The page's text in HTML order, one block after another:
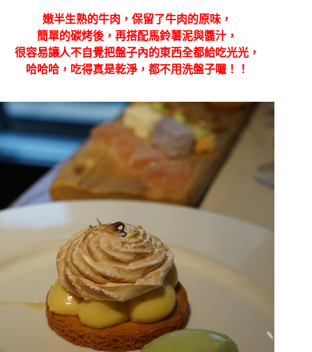
嫩半生熟的牛肉，保留了牛肉的原味，
簡單的碳烤後，再搭配馬鈴薯泥與醬汁，
很容易讓人不自覺把盤子內的東西全都給吃光光，
哈哈哈，吃得真是乾淨，都不用洗盤子囉！！